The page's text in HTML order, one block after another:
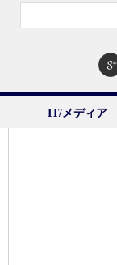
IT/メディア